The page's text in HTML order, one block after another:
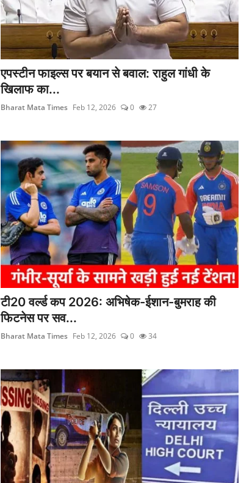
एपस्टीन फाइल्स पर बयान से बवाल: राहुल गांधी के
खिलाफ का...
Bharat Mata Times Feb 12, 2026 0 27
टी20 वर्ल्ड कप 2026: अभिषेक-ईशान-बुमराह की
फिटनेस पर सव...
Bharat Mata Times Feb 12, 2026 0 34